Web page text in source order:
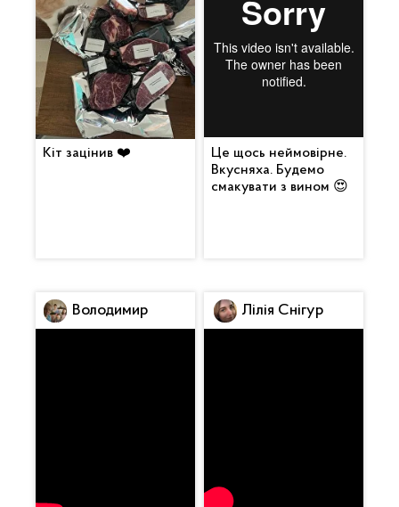
Кіт зацінив ❤️
Це щось неймовірне.
Вкусняха. Будемо
смакувати з вином 😍
Володимир Лілія Снігур